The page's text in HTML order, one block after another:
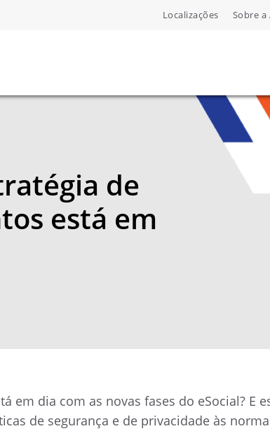
Localizações Sobre a
de
está em
em dia com as novas fases do eSocial? E
de segurança e de privacidade às